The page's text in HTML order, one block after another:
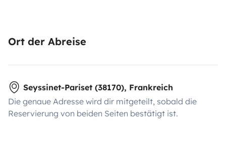
Ort der Abreise
Seyssinet-Pariset (38170), Frankreich
Die genaue Adresse wird dir mitgeteilt, sobald die
Reservierung von beiden Seiten bestätigt ist.